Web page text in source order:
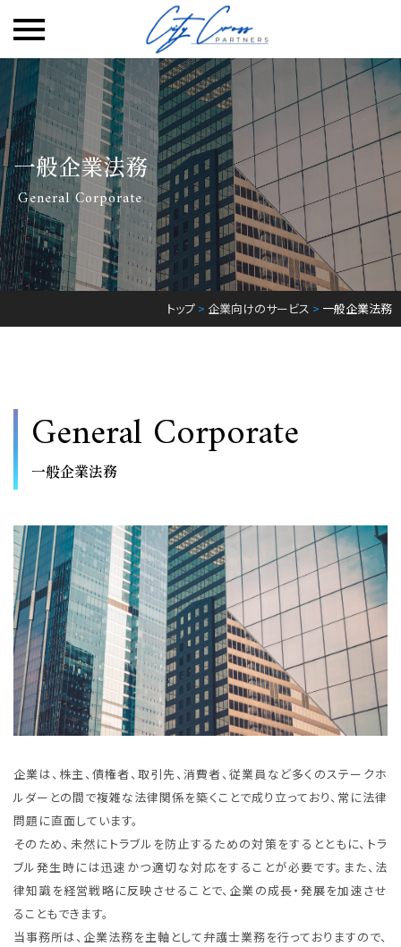
Skip
to
content
一般企業法務
General Corporate
トップ > 企業向けのサービス > 一般企業法務
General Corporate
一般企業法務
企業は、株主、債権者、取引先、消費者、従業員など多くのステークホ
ルダーとの間で複雑な法律関係を築くことで成り立っており、常に法律
問題に直面しています。
そのため、未然にトラブルを防止するための対策をするとともに、トラ
ブル発生時には迅速かつ適切な対応をすることが必要です。また、法
律知識を経営戦略に反映させることで、企業の成長・発展を加速させ
ることもできます。
当事務所は、企業法務を主軸として弁護士業務を行っておりますので、